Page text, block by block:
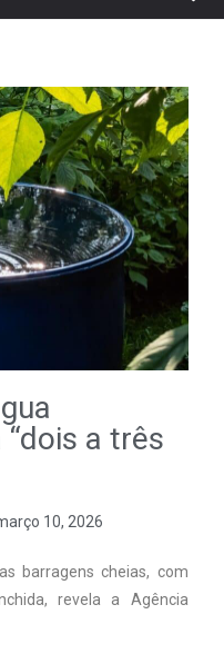
a três
10, 2026
barragens cheias, com
revela a Agência